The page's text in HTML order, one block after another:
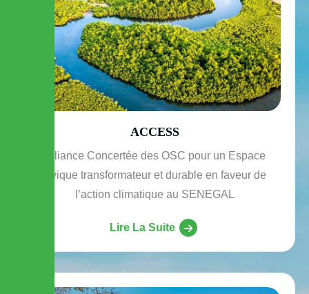
ACCESS
Alliance Concertée des OSC pour un Espace
civique transformateur et durable en faveur de
l’action climatique au SENEGAL
Lire La Suite